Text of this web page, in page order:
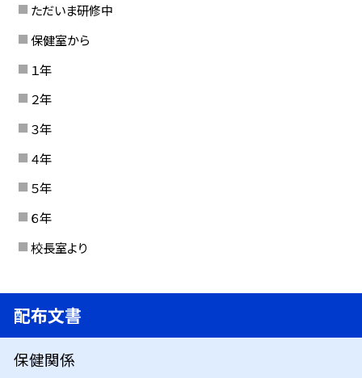
ただいま研修中
保健室から
１年
２年
３年
４年
５年
６年
校長室より
配布文書
保健関係